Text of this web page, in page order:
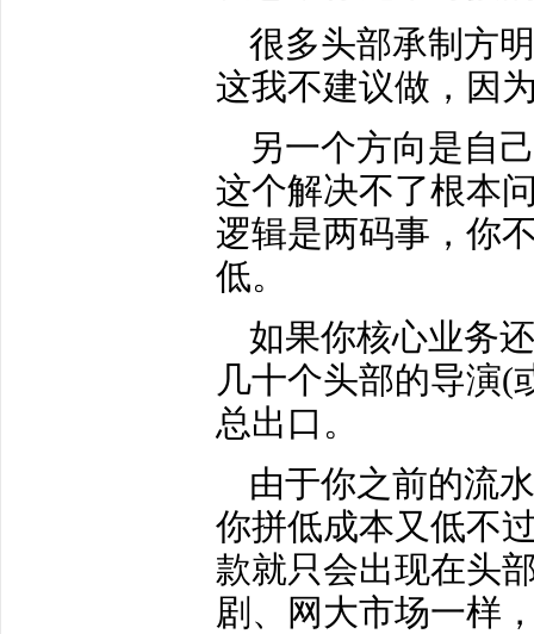
很多头部承制方
这我不建议做，因
另一个方向是自
这个解决不了根本
逻辑是两码事，你
低。
如果你核心业务
几十个头部的导演(
总出口。
由于你之前的流
你拼低成本又低不
款就只会出现在头
剧、网大市场一样